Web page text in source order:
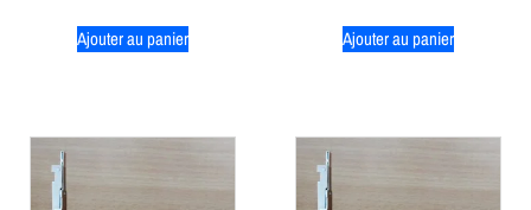
Ajouter au panier Ajouter au panier